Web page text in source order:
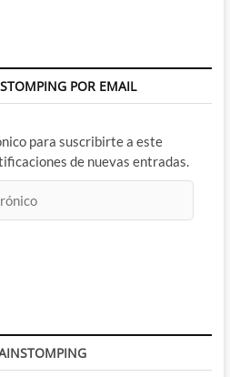
POR EMAIL
para suscribirte a este
de nuevas entradas.